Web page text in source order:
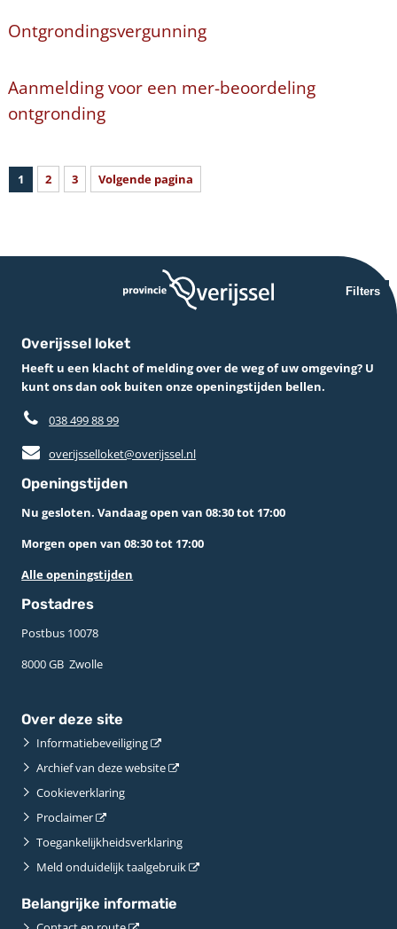
Ontgrondingsvergunning
Aanmelding voor een mer-beoordeling
ontgronding
1 2 3 Volgende pagina
Filters
Overijssel loket
Heeft u een klacht of melding over de weg of uw omgeving? U
kunt ons dan ook buiten onze openingstijden bellen.
038 499 88 99
overijsselloket@overijssel.nl
Openingstijden
Nu gesloten. Vandaag open van 08:30 tot 17:00
Morgen open van 08:30 tot 17:00
Alle openingstijden
Postadres
Postbus 10078 ­
8000 GB ­ Zwolle
Over deze site
Informatiebeveiliging
Archief van deze website
Cookieverklaring
Proclaimer
Toegankelijkheidsverklaring
Meld onduidelijk taalgebruik
Belangrijke informatie